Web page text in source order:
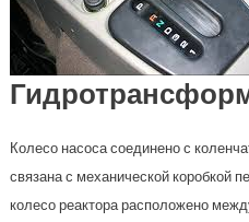
Колесо насоса соединено с
связана с механической коробкой
колесо реактора расположено